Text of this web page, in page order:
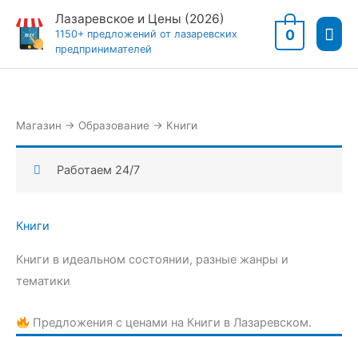
содержимому
Лазаревское и Цены (2026)
1150+ предложений от лазаревских
предпринимателей
0
Магазин → Образование → Книги
Работаем 24/7
Книги
Книги в идеальном состоянии, разные жанры и
тематики
Предложения с ценами на Книги в Лазаревском.